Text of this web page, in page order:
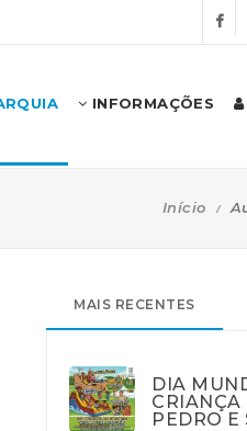
INFORMAÇÕES
Início
MAIS RECENTES
DIA
CRIANÇA
PEDRO E